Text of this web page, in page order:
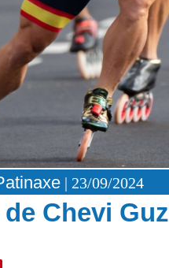
| 23/09/2024
Chevi